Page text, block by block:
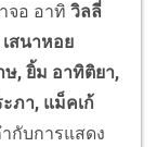
จอ อาทิ วิลลี่
สนาหอย
ษ, ยิ้ม อาทิติยา,
ภา, แม็คเก้
กับการแสดง